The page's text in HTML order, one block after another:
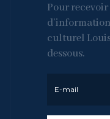
Pour
culturel
dessous.